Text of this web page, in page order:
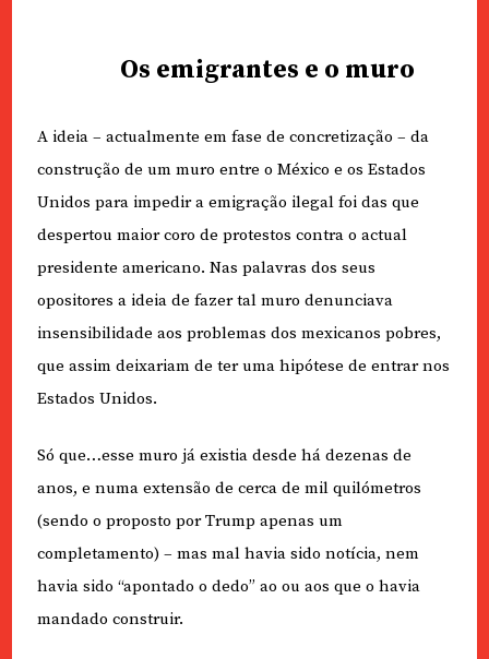
Os emigrantes e o muro
A ideia – actualmente em fase de concretização – da
construção de um muro entre o México e os Estados
Unidos para impedir a emigração ilegal foi das que
despertou maior coro de protestos contra o actual
presidente americano. Nas palavras dos seus
opositores a ideia de fazer tal muro denunciava
insensibilidade aos problemas dos mexicanos pobres,
que assim deixariam de ter uma hipótese de entrar nos
Estados Unidos.
Só que…esse muro já existia desde há dezenas de
anos, e numa extensão de cerca de mil quilómetros
(sendo o proposto por Trump apenas um
completamento) – mas mal havia sido notícia, nem
havia sido “apontado o dedo” ao ou aos que o havia
mandado construir.